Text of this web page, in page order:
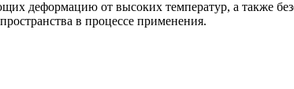
деформацию от высоких температур, а также
в процессе применения.